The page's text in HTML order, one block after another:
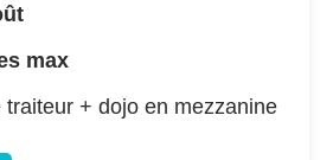
max
traiteur + dojo en mezzanine